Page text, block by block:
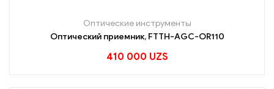
Оптические инструменты
Оптический приемник, FTTH-AGC-OR110
410 000 UZS